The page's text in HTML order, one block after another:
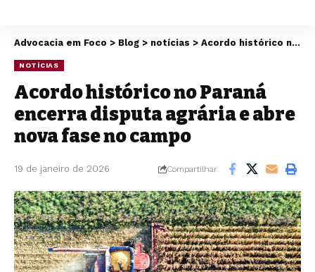
Advocacia em Foco > Blog > notícias > Acordo histórico no Paraná encerra disputa agrária e abre nova fase no campo
NOTÍCIAS
Acordo histórico no Paraná
encerra disputa agrária e abre
nova fase no campo
19 de janeiro de 2026 Compartilhar